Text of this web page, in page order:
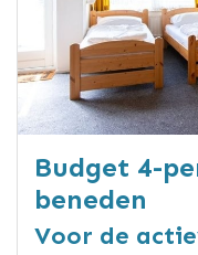
Budget 4-
beneden
Voor de